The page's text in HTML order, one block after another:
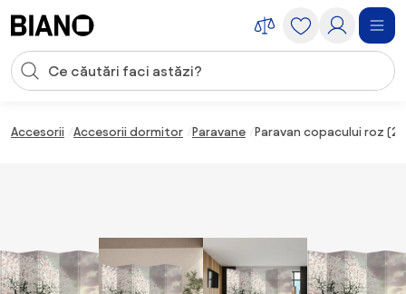
Introducerea căutării
Accesorii Accesorii dormitor Paravane Paravan copacului roz